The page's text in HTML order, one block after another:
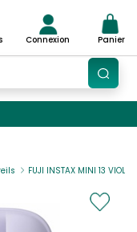
Connexion Panier
FUJI INSTAX MINI 13 VIOLET